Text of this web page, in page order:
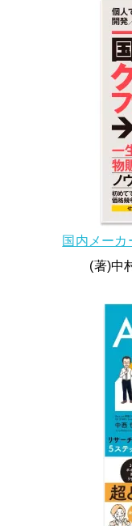
国内メーカ
(著)中